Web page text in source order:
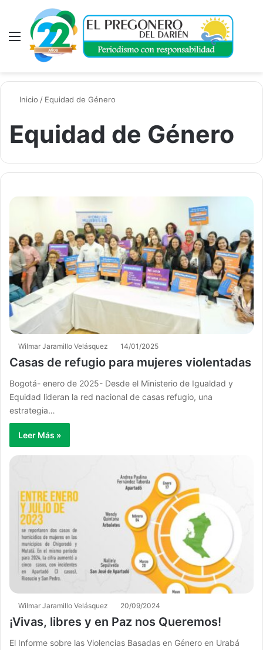
Menú
Inicio / Equidad de Género
Equidad de Género
Wilmar Jaramillo Velásquez 14/01/2025
Casas de refugio para mujeres violentadas
Bogotá- enero de 2025- Desde el Ministerio de Igualdad y
Equidad lideran la red nacional de casas refugio, una
estrategia…
Leer Más »
Wilmar Jaramillo Velásquez 20/09/2024
¡Vivas, libres y en Paz nos Queremos!
El Informe sobre las Violencias Basadas en Género en Urabá